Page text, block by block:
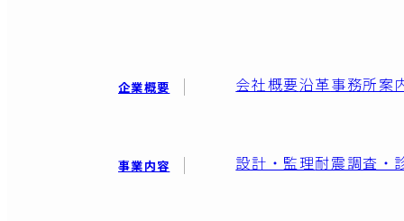
企業概要 会社概要沿革事務所案
事業内容 設計・監理耐震調査・